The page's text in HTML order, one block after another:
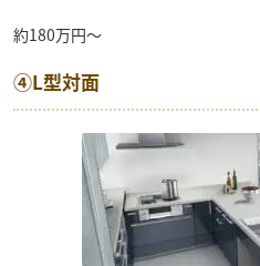
約180万円～
④L型対面